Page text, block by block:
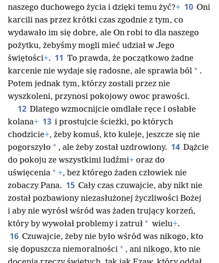
naszego duchowego życia i dzięki temu żyć?+ 10 Oni
karcili nas przez krótki czas zgodnie z tym, co
wydawało im się dobre, ale On robi to dla naszego
pożytku, żebyśmy mogli mieć udział w Jego
świętości+. 11 To prawda, że początkowo żadne
karcenie nie wydaje się radosne, ale sprawia ból * .
Potem jednak tym, którzy zostali przez nie
wyszkoleni, przynosi pokojowy owoc prawości.
12 Dlatego wzmocnijcie omdlałe ręce i osłabłe
kolana+ 13 i prostujcie ścieżki, po których
chodzicie+, żeby komuś, kto kuleje, jeszcze się nie
pogorszyło * , ale żeby został uzdrowiony. 14 Dążcie
do pokoju ze wszystkimi ludźmi+ oraz do
uświęcenia * +, bez którego żaden człowiek nie
zobaczy Pana. 15 Cały czas czuwajcie, aby nikt nie
został pozbawiony niezasłużonej życzliwości Bożej
i aby nie wyrósł wśród was żaden trujący korzeń,
który by wywołał problemy i zatruł * wielu+.
16 Czuwajcie, żeby nie było wśród was nikogo, kto
się dopuszcza niemoralności * , ani nikogo, kto nie